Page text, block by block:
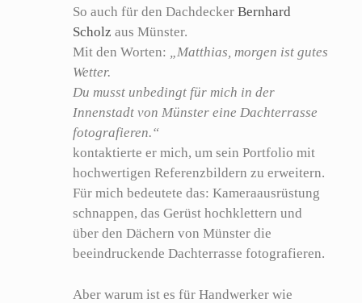
So auch für den Dachdecker Bernhard
Scholz aus Münster.
Mit den Worten: „Matthias, morgen ist gutes
Wetter.
Du musst unbedingt für mich in der
Innenstadt von Münster eine Dachterrasse
fotografieren.“
kontaktierte er mich, um sein Portfolio mit
hochwertigen Referenzbildern zu erweitern.
Für mich bedeutete das: Kameraausrüstung
schnappen, das Gerüst hochklettern und
über den Dächern von Münster die
beeindruckende Dachterrasse fotografieren.
Aber warum ist es für Handwerker wie